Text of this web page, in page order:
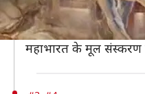
महाभारत ग्रंथ की
वहीं, बहुत समय पहले तक
महाभारत के मूल संस्करण